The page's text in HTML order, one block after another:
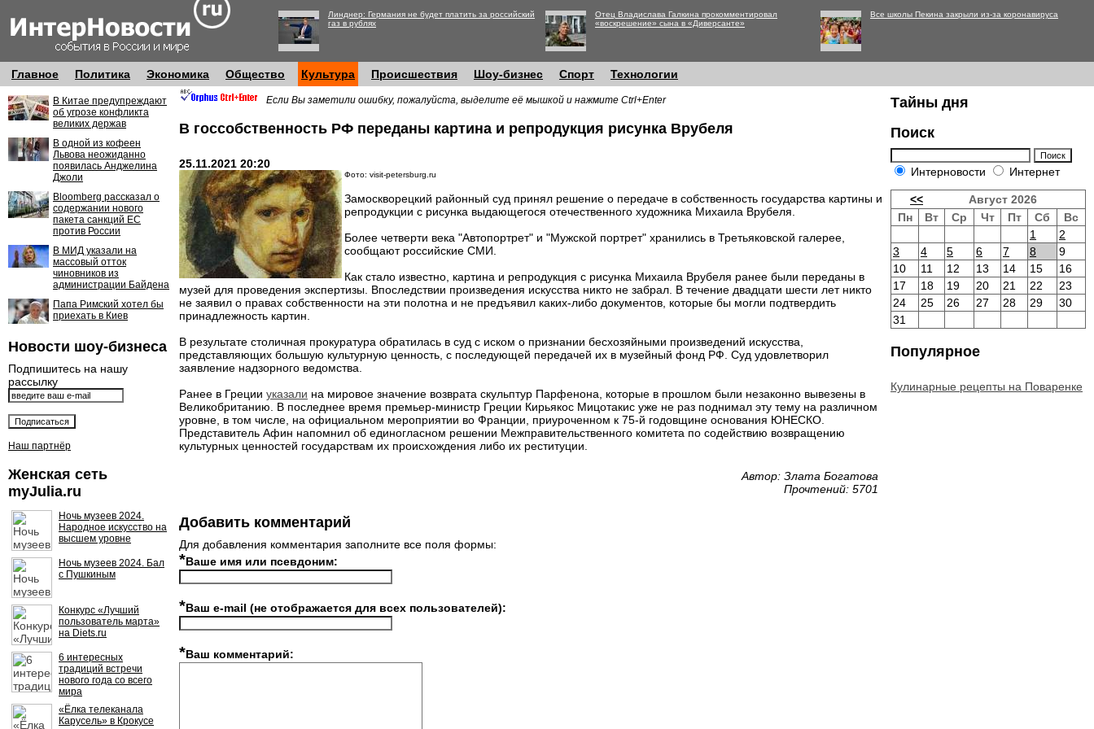
Линднер: Германия не будет платить за российский
газ в рублях
Отец Владислава Галкина прокомментировал
«воскрешение» сына в «Диверсанте»
Все школы Пекина закрыли из-за коронавируса
Главное Политика Экономика Общество Культура Происшествия Шоу-бизнес Спорт Технологии
В Китае предупреждают
об угрозе конфликта
великих держав
В одной из кофеен
Львова неожиданно
появилась Анджелина
Джоли
Bloomberg рассказал о
содержании нового
пакета санкций ЕС
против России
В МИД указали на
массовый отток
чиновников из
администрации Байдена
Папа Римский хотел бы
приехать в Киев
Новости шоу-бизнеса
Подпишитесь на нашу
рассылку
Наш партнёр
Женская сеть
myJulia.ru
Ночь музеев 2024.
Народное искусство на
высшем уровне
Ночь музеев 2024. Бал
с Пушкиным
Конкурс «Лучший
пользователь марта»
на Diets.ru
6 интересных
традиций встречи
нового года со всего
мира
«Ёлка телеканала
Карусель» в Крокусе
Если Вы заметили ошибку, пожалуйста, выделите её мышкой и нажмите Ctrl+Enter
В госсобственность РФ переданы картина и репродукция рисунка Врубеля
25.11.2021 20:20
Фото: visit-petersburg.ru
Замоскворецкий районный суд принял решение о передаче в собственность государства картины и
репродукции с рисунка выдающегося отечественного художника Михаила Врубеля.
Более четверти века "Автопортрет" и "Мужской портрет" хранились в Третьяковской галерее,
сообщают российские СМИ.
Как стало известно, картина и репродукция с рисунка Михаила Врубеля ранее были переданы в
музей для проведения экспертизы. Впоследствии произведения искусства никто не забрал. В течение двадцати шести лет никто
не заявил о правах собственности на эти полотна и не предъявил каких-либо документов, которые бы могли подтвердить
принадлежность картин.
В результате столичная прокуратура обратилась в суд с иском о признании бесхозяйными произведений искусства,
представляющих большую культурную ценность, с последующей передачей их в музейный фонд РФ. Суд удовлетворил
заявление надзорного ведомства.
Ранее в Греции указали на мировое значение возврата скульптур Парфенона, которые в прошлом были незаконно вывезены в
Великобританию. В последнее время премьер-министр Греции Кирьякос Мицотакис уже не раз поднимал эту тему на различном
уровне, в том числе, на официальном мероприятии во Франции, приуроченном к 75-й годовщине основания ЮНЕСКО.
Представитель Афин напомнил об единогласном решении Межправительственного комитета по содействию возвращению
культурных ценностей государствам их происхождения либо их реституции.
Автор: Злата Богатова
Прочтений: 5701
Добавить комментарий
Для добавления комментария заполните все поля формы:
*Ваше имя или псевдоним:
*Ваш e-mail (не отображается для всех пользователей):
*Ваш комментарий:
Тайны дня
Поиск
Интерновости Интернет
<<
Август 2026
Пн
Вт Ср Чт Пт Сб
Вс
1
2
3
4 5 6 7 8
9
10
11 12 13 14 15
16
17
18 19 20 21 22
23
24
25 26 27 28 29
30
31
Популярное
Кулинарные рецепты на Поваренке